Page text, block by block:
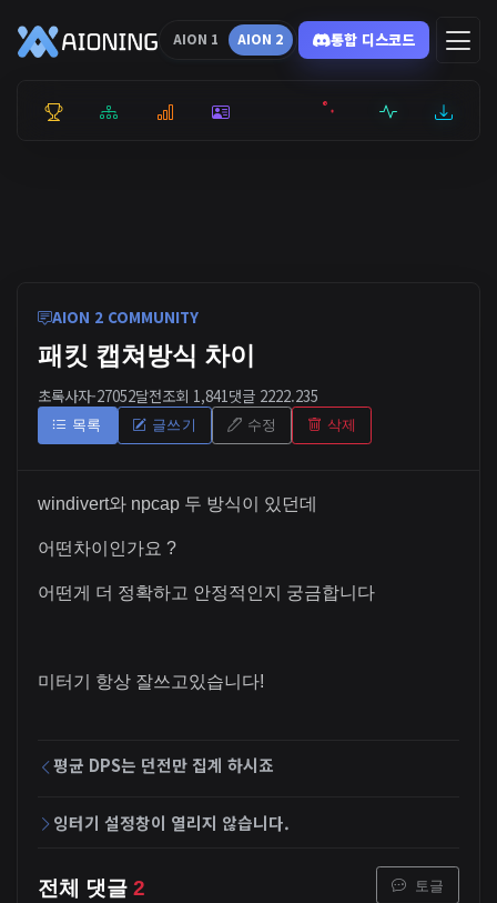
AION 1 AION 2 통합 디스코드
통합 순위리더보드통계 캐릭터 서버현황최근기록잉미
AION 2 COMMUNITY
패킷 캡쳐방식 차이
초록사자-27052달전조회 1,841 댓글 2222.235
목록 글쓰기 수정 삭제
windivert와 npcap 두 방식이 있던데
어떤차이인가요 ?
어떤게 더 정확하고 안정적인지 궁금합니다
미터기 항상 잘쓰고있습니다!
평균 DPS는 던전만 집계 하시죠
잉터기 설정창이 열리지 않습니다.
전체 댓글 2 토글